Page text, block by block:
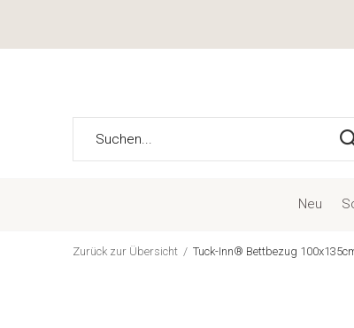
Neu
Zurück zur Übersicht Tuck-Inn® Bettbezug